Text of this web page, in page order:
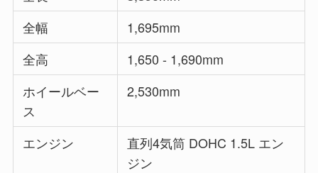
全幅
1,695mm
全高
1,650 - 1,690mm
ホイールベー
ス
2,530mm
エンジン
直列4気筒 DOHC 1.5L エン
ジン